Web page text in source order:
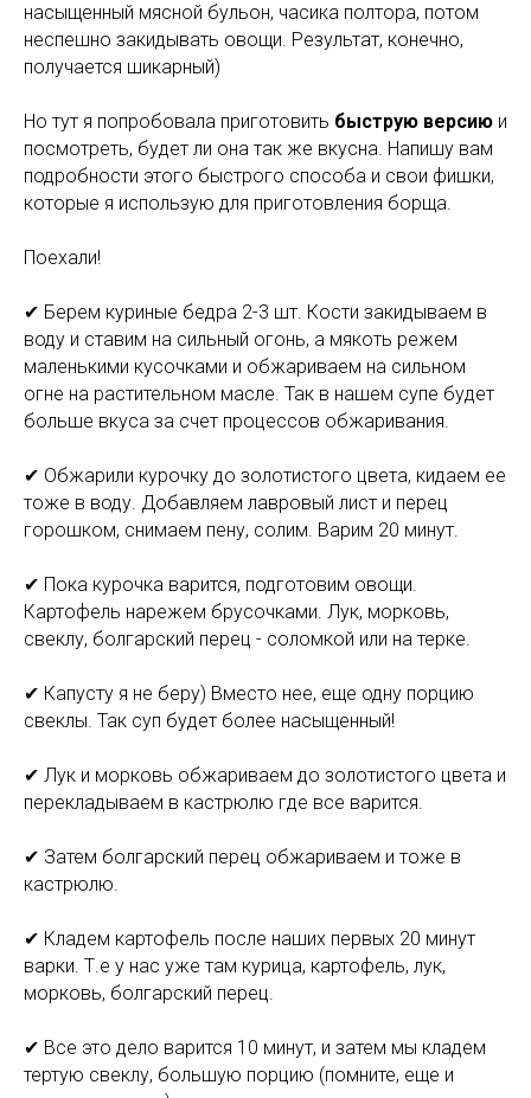
насыщенный мясной бульон, часика полтора, потом
неспешно закидывать овощи. Результат, конечно,
получается шикарный)
Но тут я попробовала приготовить быструю версию и
посмотреть, будет ли она так же вкусна. Напишу вам
подробности этого быстрого способа и свои фишки,
которые я использую для приготовления борща.
Поехали!
✔ Берем куриные бедра 2-3 шт. Кости закидываем в
воду и ставим на сильный огонь, а мякоть режем
маленькими кусочками и обжариваем на сильном
огне на растительном масле. Так в нашем супе будет
больше вкуса за счет процессов обжаривания.
✔ Обжарили курочку до золотистого цвета, кидаем ее
тоже в воду. Добавляем лавровый лист и перец
горошком, снимаем пену, солим. Варим 20 минут.
✔ Пока курочка варится, подготовим овощи.
Картофель нарежем брусочками. Лук, морковь,
свеклу, болгарский перец - соломкой или на терке.
✔ Капусту я не беру) Вместо нее, еще одну порцию
свеклы. Так суп будет более насыщенный!
✔ Лук и морковь обжариваем до золотистого цвета и
перекладываем в кастрюлю где все варится.
✔ Затем болгарский перец обжариваем и тоже в
кастрюлю.
✔ Кладем картофель после наших первых 20 минут
варки. Т.е у нас уже там курица, картофель, лук,
морковь, болгарский перец.
✔ Все это дело варится 10 минут, и затем мы кладем
тертую свеклу, большую порцию (помните, еще и